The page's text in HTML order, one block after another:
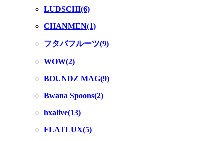
LUDSCHI(6)
CHANMEN(1)
フタバフルーツ(9)
WOW(2)
BOUNDZ MAG(9)
Bwana Spoons(2)
hxalive(13)
FLATLUX(5)